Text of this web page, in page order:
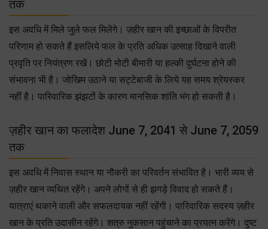
तक
इस अवधि में मिले जुले फल मिलेंगे। ज़हीर खान की इच्छाओं के विपरीत
परिणाम हो सकते हैं इसलिये फल के प्रति अधिक उत्साह दिखाने वाली
प्रवृति पर नियंत्रण रखें। छोटी मोटी बीमारी या हल्की दुर्घटना होने की
संभावना भी है। जोखिम उठाने या सट्टेबाजी के लिये यह समय श्रेयस्कर
नहीं है। पारिवारिक झंझटों के कारण मानसिक शांति भंग हो सकती है।
ज़हीर खान का फलादेश June 7, 2041 से June 7, 2059
तक
इस अवधि में निवास स्थान या नौकरी का परिवर्तन संभावित है। भारी व्यय से
ज़हीर खान व्यथित रहेंगे। अपने लोगों से ही झगड़े विवाद हो सकते हैं।
यात्राएं थकाने वाली और सफलदायक नहीं रहेंगी। पारिवारिक सदस्य ज़हीर
खान के प्रति उदासीन रहेंगे। शत्रु नुकसान पहुंचाने का प्रयत्न करेंगे। दुष्ट